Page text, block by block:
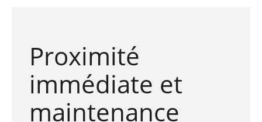
Proximité
immédiate et
maintenance